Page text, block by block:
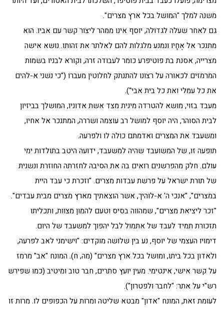
משנה למלך "המושל בכל ארץ מצרים".
גם לאחר שעלה לגדולה, יוסף אינו ממהר ליצור קשר עם אביו. הוא
מתנכר אל אֶחָיו ונמנע מלגלות להם לאלתר את זהותו. נושא אישה
מצרייה, אסנת בת פוטיפרע כומר לעבודה זרה, וקורא לבניו בשמות
המרמזים לכאורה על רצונו להתנתק לחלוטין מעברו ("כי נשני א-להים
את כל עמלי ואת כל בית אבי").
מעבד בזוי, מושא להטרדה מינית מצד אשת אדוניו, המושלך בביזיון
לבית הסוהר, היה יוסף למושל רב עוצמה ושררה, המתנכר אל אחיו,
ומשעבד את המצרים ואדמתם כולה לו ולפרעה.
תופעה זו, של המשועבד שהיה למשעבד, ידועה היטב בתולדות ימי
עולם. חלק מהפרשנים רואים בה את הסיבה לחזרתה החוזרת ונשנית
של תורת ישראל על פרשת עבדות מצרים. "וזכרת כי עבד היית
במצרים", "אנכי ה' א-לוהיך, אשר הוצאתיך מארץ מצרים מבית עבדים".
"זכר ליציאת מצרים", שמהווה בסיס וטעם להמון מצוות, ותכליתו
תזכורת תמיד לעבד של אתמול לבל יהפוך למשעבד של היום.
דימויו העצמי של יוסף, נע בין שלושה מוקדים: "וישימני לאב לפרעה,
ולאדון בכל ביתו, ומושל בכל ארץ מצרים" (מה, ח). המונח "אב" מרמז
על קשר אישי, אינטימי. מעין יועץ סתרים, חבר טוב ומיטיב (כמו שפירש
רש"י על אתר: "לחבר ולפטרון").
לעומת זאת, המונח "אדון" מבטא שליטה ומרות על הכפופים לו. מרות זו